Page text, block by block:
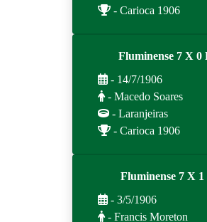
- Carioca 1906
Fluminense 7 X
- 14/7/1906
- Macedo Soares
- Laranjeiras
- Carioca 1906
Fluminense 7 X
- 3/5/1906
- Francis Moreton